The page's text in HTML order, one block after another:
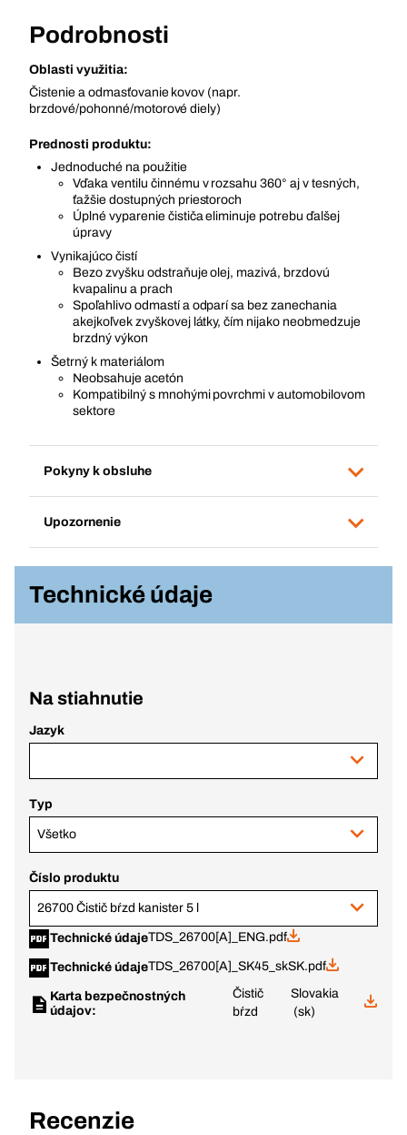
Podrobnosti
Oblasti využitia:
Čistenie a odmasťovanie kovov (napr.
brzdové/pohonné/motorové diely)
Prednosti produktu:
Jednoduché na použitie
Vďaka ventilu činnému v rozsahu 360° aj v tesných,
ťažšie dostupných priestoroch
Úplné vyparenie čističa eliminuje potrebu ďalšej
úpravy
Vynikajúco čistí
Bezo zvyšku odstraňuje olej, mazivá, brzdovú
kvapalinu a prach
Spoľahlivo odmastí a odparí sa bez zanechania
akejkoľvek zvyškovej látky, čím nijako neobmedzuje
brzdný výkon
Šetrný k materiálom
Neobsahuje acetón
Kompatibilný s mnohými povrchmi v automobilovom
sektore
Pokyny k obsluhe
Upozornenie
Technické údaje
Na stiahnutie
Jazyk
Typ
Všetko
Číslo produktu
26700 Čistič bŕzd kanister 5 l
Technické údajeTDS_26700[A]_ENG.pdf
Technické údajeTDS_26700[A]_SK45_skSK.pdf
Karta bezpečnostných
údajov:
Čistič
bŕzd
Slovakia
(sk)
Recenzie